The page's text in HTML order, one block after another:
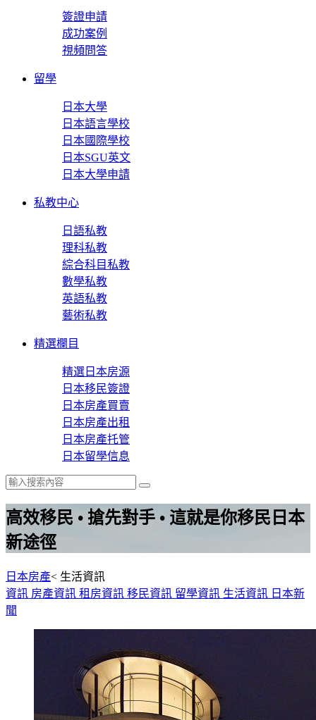
簽證申請
成功案例
視頻問答
留學
日本大學
日本語言學校
日本國際學校
日本SGU英文
日本大學申請
私教中心
日語私教
理科私教
綜合科目私教
數學私教
英語私教
藝術私教
精選欄目
精選日本房源
日本移民簽證
日本房產買賣
日本房產出租
日本房產托管
日本留學信息
高效移民 • 搶先對手 • 這就是你移民日本
新途徑
日本房產< 生活資訊
資訊 房產資訊 租房資訊 移民資訊 留學資訊 生活資訊 日本新
聞